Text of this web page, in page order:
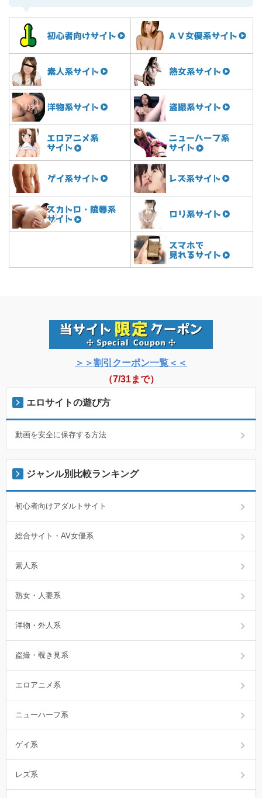
＞＞割引クーポン一覧＜＜
（7/31まで）
エロサイトの遊び方
動画を安全に保存する方法
ジャンル別比較ランキング
初心者向けアダルトサイト
総合サイト・AV女優系
素人系
熟女・人妻系
洋物・外人系
盗撮・覗き見系
エロアニメ系
ニューハーフ系
ゲイ系
レズ系